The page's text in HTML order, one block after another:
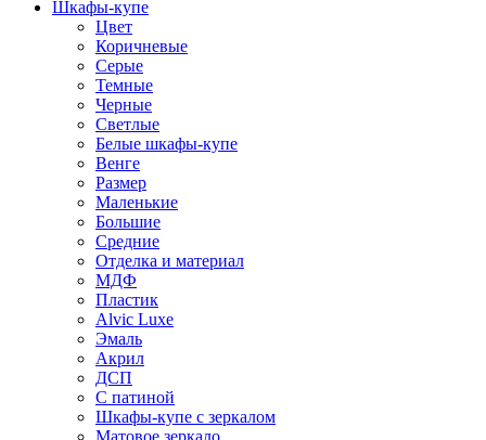
Шкафы-купе
Цвет
Коричневые
Серые
Темные
Черные
Светлые
Белые шкафы-купе
Венге
Размер
Маленькие
Большие
Средние
Отделка и материал
МДФ
Пластик
Alvic Luxe
Эмаль
Акрил
ДСП
С патиной
Шкафы-купе с зеркалом
Матовое зеркало